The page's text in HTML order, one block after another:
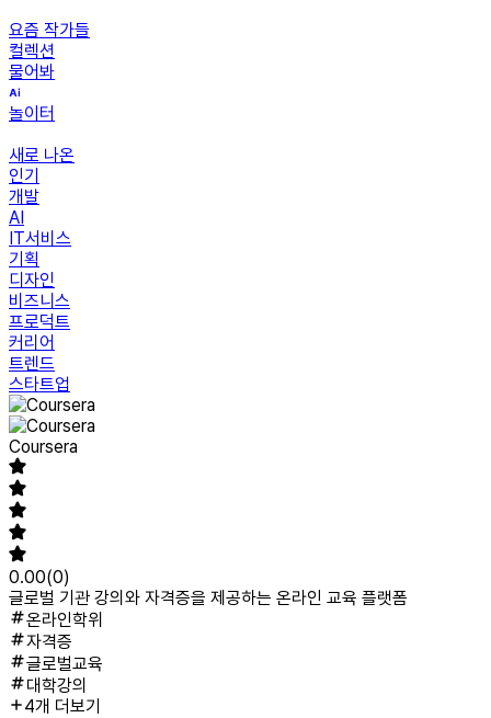
요즘 작가들
컬렉션
물어봐
놀이터
새로 나온
인기
개발
AI
IT서비스
기획
디자인
비즈니스
프로덕트
커리어
트렌드
스타트업
Coursera
0.00(0)
글로벌 기관 강의와 자격증을 제공하는 온라인 교육 플랫폼
온라인학위
자격증
글로벌교육
대학강의
4개 더보기